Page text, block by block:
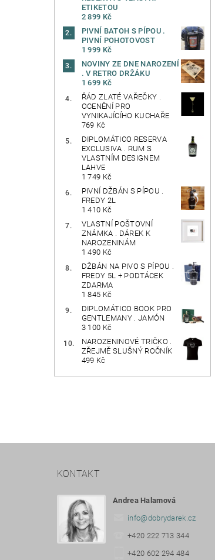
ETIKETOU
2 899 Kč
PIVNÍ BATOH S PÍPOU .
PIVNÍ POHOTOVOST
1 999 Kč
NOVINY ZE DNE NAROZENÍ
. V RETRO DRŽÁKU
1 699 Kč
ŘÁD ZLATÉ VAŘEČKY .
OCENĚNÍ PRO
VYNIKAJÍCÍHO KUCHAŘE
769 Kč
DIPLOMÁTICO RESERVA
EXCLUSIVA . RUM S
VLASTNÍM DESIGNEM
LAHVE
1 749 Kč
PIVNÍ DŽBÁN S PÍPOU .
FREDY 2L
1 410 Kč
VLASTNÍ POŠTOVNÍ
ZNÁMKA . DÁREK K
NAROZENINÁM
1 490 Kč
DŽBÁN NA PIVO S PÍPOU .
FREDY 5L + PODTÁCEK
ZDARMA
1 845 Kč
DIPLOMÁTICO BOOK PRO
GENTLEMANY . JAMÓN
3 100 Kč
NAROZENINOVÉ TRIČKO .
ZŘEJMĚ SLUŠNÝ ROČNÍK
499 Kč
KONTAKT
Andrea Halamová
info@dobrydarek.cz
+420 222 713 344
+420 602 294 484